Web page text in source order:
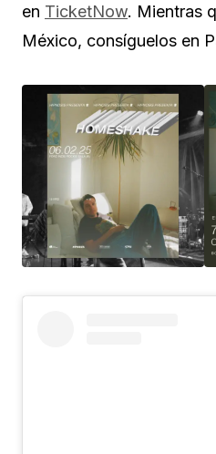
en TicketNow. Mientras
México, consíguelos en